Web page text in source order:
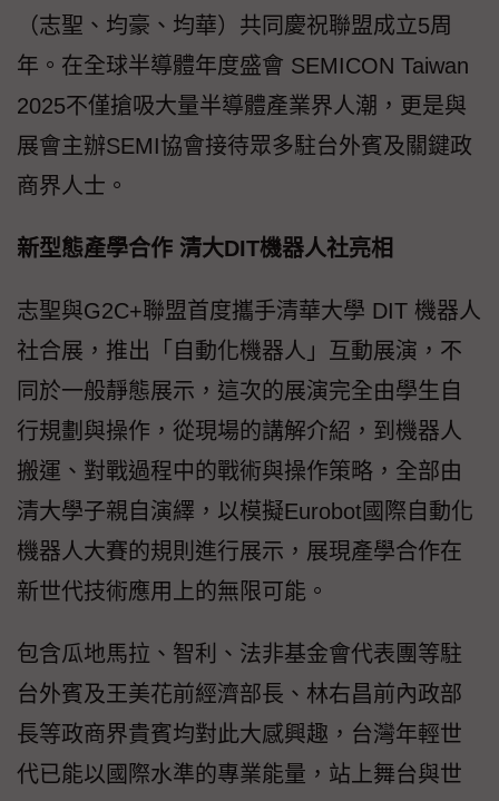
（志聖、均豪、均華）共同慶祝聯盟成立5周
年。在全球半導體年度盛會 SEMICON Taiwan
2025不僅搶吸大量半導體產業界人潮，更是與
展會主辦SEMI協會接待眾多駐台外賓及關鍵政
商界人士。
新型態產學合作 清大DIT機器人社亮相
志聖與G2C+聯盟首度攜手清華大學 DIT 機器人
社合展，推出「自動化機器人」互動展演，不
同於一般靜態展示，這次的展演完全由學生自
行規劃與操作，從現場的講解介紹，到機器人
搬運、對戰過程中的戰術與操作策略，全部由
清大學子親自演繹，以模擬Eurobot國際自動化
機器人大賽的規則進行展示，展現產學合作在
新世代技術應用上的無限可能。
包含瓜地馬拉、智利、法非基金會代表團等駐
台外賓及王美花前經濟部長、林右昌前內政部
長等政商界貴賓均對此大感興趣，台灣年輕世
代已能以國際水準的專業能量，站上舞台與世